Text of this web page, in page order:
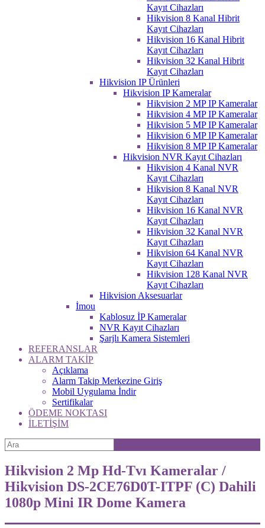
Kayıt Cihazları
Hikvision 8 Kanal Hibrit
Kayıt Cihazları
Hikvision 16 Kanal Hibrit
Kayıt Cihazları
Hikvision 32 Kanal Hibrit
Kayıt Cihazları
Hikvision IP Ürünleri
Hikvision IP Kameralar
Hikvision 2 MP IP Kameralar
Hikvision 4 MP IP Kameralar
Hikvision 5 MP IP Kameralar
Hikvision 6 MP IP Kameralar
Hikvision 8 MP IP Kameralar
Hikvision NVR Kayıt Cihazları
Hikvision 4 Kanal NVR
Kayıt Cihazları
Hikvision 8 Kanal NVR
Kayıt Cihazları
Hikvision 16 Kanal NVR
Kayıt Cihazları
Hikvision 32 Kanal NVR
Kayıt Cihazları
Hikvision 64 Kanal NVR
Kayıt Cihazları
Hikvision 128 Kanal NVR
Kayıt Cihazları
Hikvision Aksesuarlar
İmou
Kablosuz İP Kameralar
NVR Kayıt Cihazları
Şarjlı Kamera Sistemleri
REFERANSLAR
ALARM TAKİP
Açıklama
Alarm Takip Merkezine Giriş
Mobil Uygulama İndir
Sertifikalar
ÖDEME NOKTASI
İLETİŞİM
Hikvision 2 Mp Hd-Tvı Kameralar /
Hikvision DS-2CE76D0T-ITPF (C) Dahili
1080p Mini IR Dome Kamera